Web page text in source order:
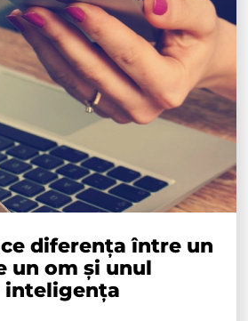
diferența între un
un om și unul
inteligența